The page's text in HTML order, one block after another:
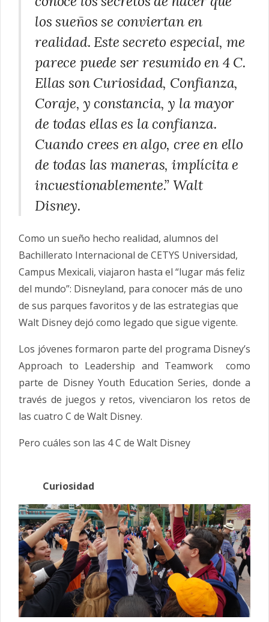
los sueños se conviertan en
realidad. Este secreto especial, me
parece puede ser resumido en 4 C.
Ellas son Curiosidad, Confianza,
Coraje, y constancia, y la mayor
de todas ellas es la confianza.
Cuando crees en algo, cree en ello
de todas las maneras, implícita e
incuestionablemente.” Walt
Disney.
Como un sueño hecho realidad, alumnos del
Bachillerato Internacional de CETYS Universidad,
Campus Mexicali, viajaron hasta el “lugar más feliz
del mundo”: Disneyland, para conocer más de uno
de sus parques favoritos y de las estrategias que
Walt Disney dejó como legado que sigue vigente.
Los jóvenes formaron parte del programa Disney’s
Approach to Leadership and Teamwork como
parte de Disney Youth Education Series, donde a
través de juegos y retos, vivenciaron los retos de
las cuatro C de Walt Disney.
Pero cuáles son las 4 C de Walt Disney
Curiosidad